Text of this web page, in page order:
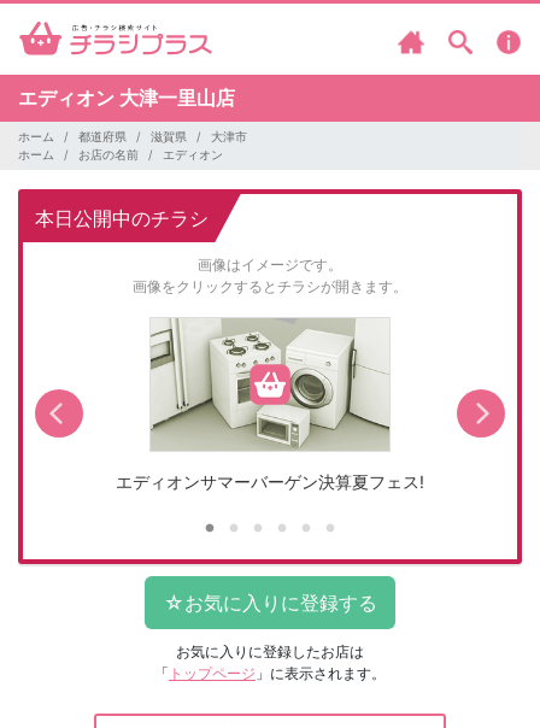
エディオン 大津一里山店
ホーム 都道府県 滋賀県
大津市
ホーム
お店の名前 エディオン
本日公開中のチラシ
画像はイメージです。
画像をクリックするとチラシが開きます。
エディオンサマーバーゲン決算夏フェス!
お気に入りに登録したお店は
「 トップページ 」に表示されます。